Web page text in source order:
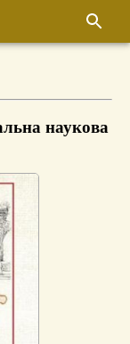
наукова